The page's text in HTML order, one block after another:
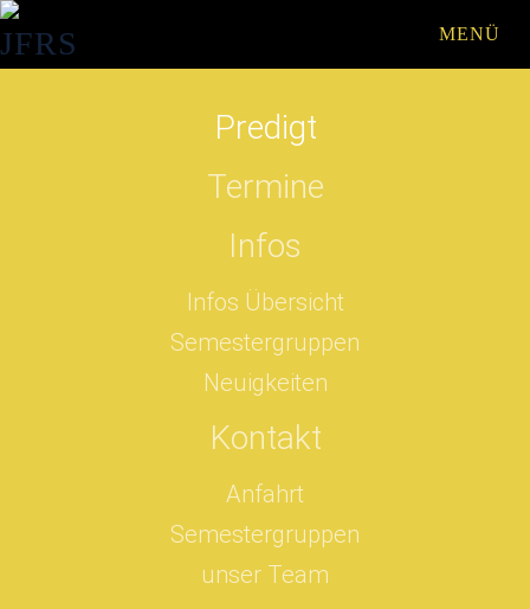
Skip to main content
MENÜ
Predigt
Termine
Infos
Infos Übersicht
Semestergruppen
Neuigkeiten
Kontakt
Anfahrt
Semestergruppen
unser Team